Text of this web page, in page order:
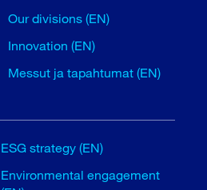
Our divisions (EN)
Innovation (EN)
Messut ja tapahtumat (EN)
ESG strategy (EN)
Environmental engagement